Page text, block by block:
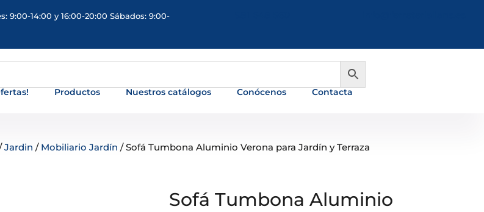
9:00-14:00 y 16:00-20:00 Sábados: 9:00-
Productos Nuestros catálogos Conócenos Contacta
Jardin / Mobiliario Jardín / Sofá Tumbona Aluminio Verona para Jardín y Terraza
Sofá Tumbona Aluminio